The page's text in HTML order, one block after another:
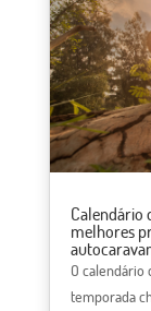
Calendário
melhores
O
temporada